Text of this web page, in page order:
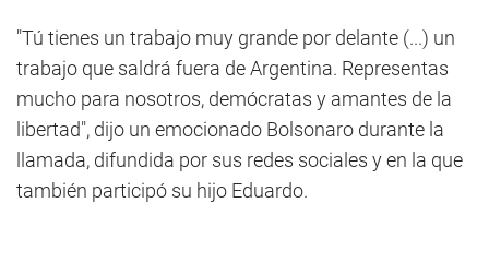
"Tú tienes un trabajo muy grande por delante (...) un
trabajo que saldrá fuera de Argentina. Representas
mucho para nosotros, demócratas y amantes de la
libertad", dijo un emocionado Bolsonaro durante la
llamada, difundida por sus redes sociales y en la que
también participó su hijo Eduardo.